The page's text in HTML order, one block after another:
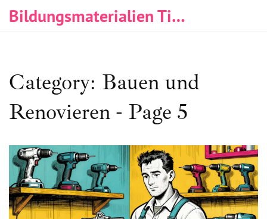
Bildungsmaterialien Tischlerei & Immobilien
Category: Bauen und
Renovieren - Page 5